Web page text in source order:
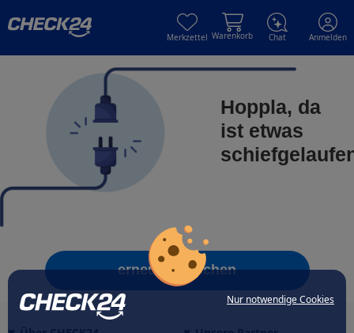
Nur notwendige Cookies
Merkzettel Warenkorb Chat Anmelden
Hoppla, da
ist etwas
erneut versuchen